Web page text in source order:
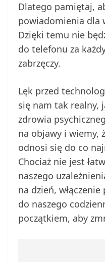
Dlatego pamiętaj,
powiadomienia dla
Dzięki temu nie
do telefonu za
zabrzęczy.
Lęk przed
się nam tak realny,
zdrowia
na objawy i wiemy,
odnosi się do co
Chociaż nie jest
naszego
na dzień,
do naszego
początkiem, aby